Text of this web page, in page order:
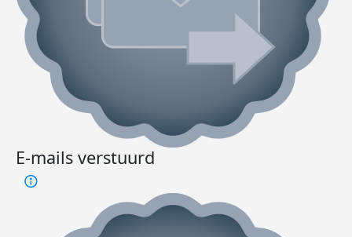
E-mails verstuurd